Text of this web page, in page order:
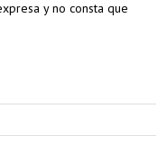
y no consta que